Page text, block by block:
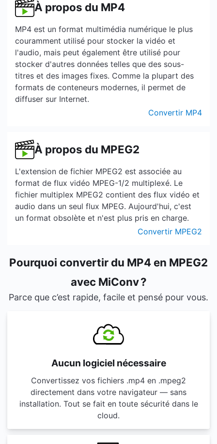
À propos du MP4
MP4 est un format multimédia numérique le plus
couramment utilisé pour stocker la vidéo et
l'audio, mais peut également être utilisé pour
stocker d'autres données telles que des sous-
titres et des images fixes. Comme la plupart des
formats de conteneurs modernes, il permet de
diffuser sur Internet.
Convertir MP4
À propos du MPEG2
L'extension de fichier MPEG2 est associée au
format de flux vidéo MPEG-1/2 multiplexé. Le
fichier multiplex MPEG2 contient des flux vidéo et
audio dans un seul flux MPEG. Aujourd'hui, c'est
un format obsolète et n'est plus pris en charge.
Convertir MPEG2
Pourquoi convertir du MP4 en MPEG2
avec MiConv ?
Parce que c’est rapide, facile et pensé pour vous.
Aucun logiciel nécessaire
Convertissez vos fichiers .mp4 en .mpeg2
directement dans votre navigateur — sans
installation. Tout se fait en toute sécurité dans le
cloud.